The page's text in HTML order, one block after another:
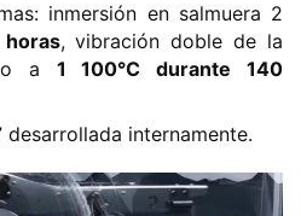
inmersión en salmuera 2
​, vibración doble de la
a
​1 100°C durante 140
desarrollada internamente.